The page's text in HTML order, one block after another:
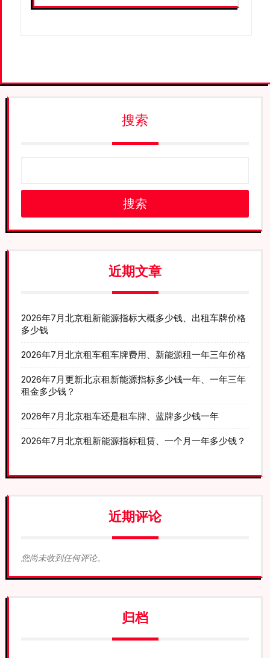
搜索
搜索
近期文章
2026年7月北京租新能源指标大概多少钱、出租车牌价格
多少钱
2026年7月北京租车租车牌费用、新能源租一年三年价格
2026年7月更新北京租新能源指标多少钱一年、一年三年
租金多少钱？
2026年7月北京租车还是租车牌、蓝牌多少钱一年
2026年7月北京租新能源指标租赁、一个月一年多少钱？
近期评论
您尚未收到任何评论。
归档